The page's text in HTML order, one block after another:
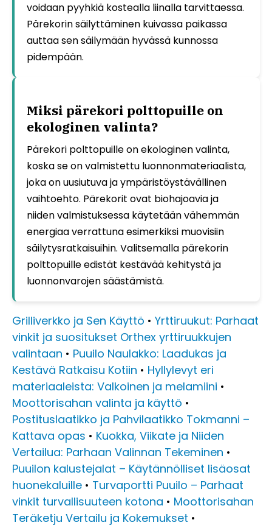
voidaan pyyhkiä kostealla liinalla tarvittaessa.
Pärekorin säilyttäminen kuivassa paikassa
auttaa sen säilymään hyvässä kunnossa
pidempään.
Miksi pärekori polttopuille on
ekologinen valinta?
Pärekori polttopuille on ekologinen valinta,
koska se on valmistettu luonnonmateriaalista,
joka on uusiutuva ja ympäristöystävällinen
vaihtoehto. Pärekorit ovat biohajoavia ja
niiden valmistuksessa käytetään vähemmän
energiaa verrattuna esimerkiksi muovisiin
säilytysratkaisuihin. Valitsemalla pärekorin
polttopuille edistät kestävää kehitystä ja
luonnonvarojen säästämistä.
Grilliverkko ja Sen Käyttö • Yrttiruukut: Parhaat
vinkit ja suositukset Orthex yrttiruukkujen
valintaan • Puuilo Naulakko: Laadukas ja
Kestävä Ratkaisu Kotiin • Hyllylevyt eri
materiaaleista: Valkoinen ja melamiini •
Moottorisahan valinta ja käyttö •
Postituslaatikko ja Pahvilaatikko Tokmanni –
Kattava opas • Kuokka, Viikate ja Niiden
Vertailua: Parhaan Valinnan Tekeminen •
Puuilon kalustejalat – Käytännölliset lisäosat
huonekaluille • Turvaportti Puuilo – Parhaat
vinkit turvallisuuteen kotona • Moottorisahan
Teräketju Vertailu ja Kokemukset •